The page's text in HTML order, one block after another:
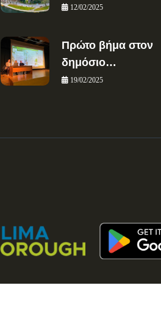
12/02/2025
Πρώτο βήμα στον
δημόσιο…
19/02/2025